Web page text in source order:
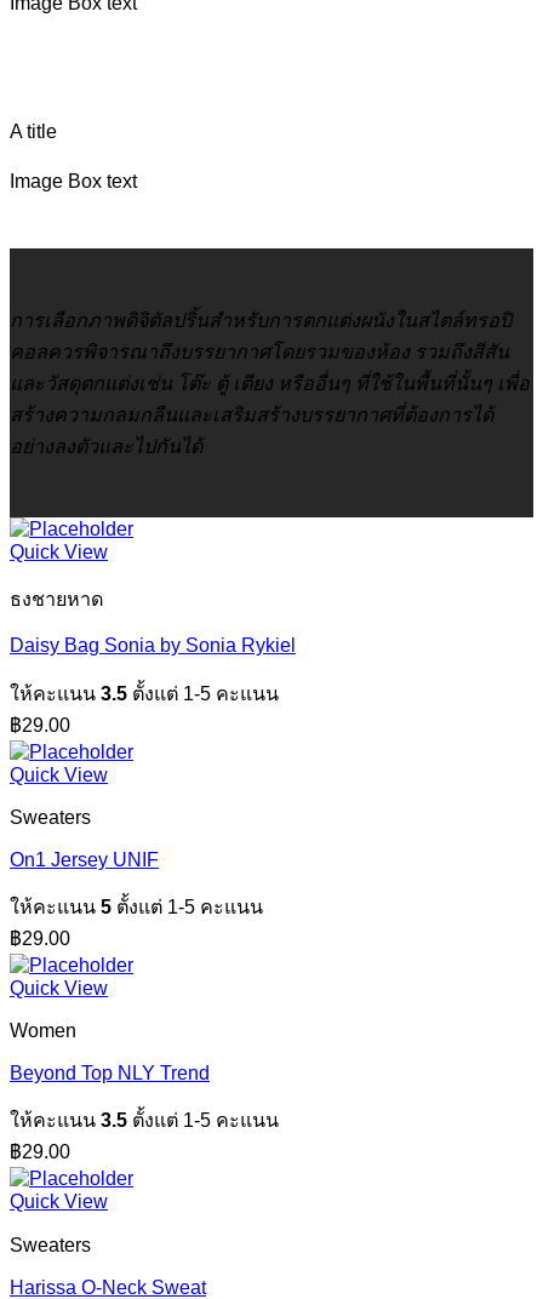
A title
Image Box text
การเลือกภาพดิจิตัลปริ้นสำหรับการตกแต่งผนังในสไตล์ทรอปิ
คอลควรพิจารณาถึงบรรยากาศโดยรวมของห้อง รวมถึงสีสัน
และวัสดุตกแต่งเช่น โต๊ะ ตู้ เตียง หรืออื่นๆ ที่ใช้ในพื้นที่นั้นๆ เพื่อ
สร้างความกลมกลืนและเสริมสร้างบรรยากาศที่ต้องการได้
อย่างลงตัวและไปกันได้
Quick View
ธงชายหาด
Daisy Bag Sonia by Sonia Rykiel
ให้คะแนน 3.5 ตั้งแต่ 1-5 คะแนน
฿29.00
Quick View
Sweaters
On1 Jersey UNIF
ให้คะแนน 5 ตั้งแต่ 1-5 คะแนน
฿29.00
Quick View
Women
Beyond Top NLY Trend
ให้คะแนน 3.5 ตั้งแต่ 1-5 คะแนน
฿29.00
Quick View
Sweaters
Harissa O-Neck Sweat